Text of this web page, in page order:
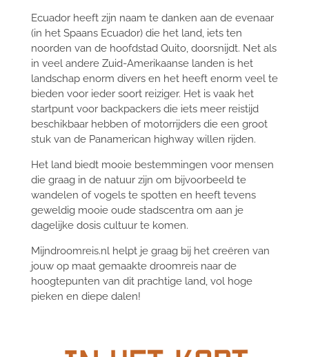
Ecuador heeft zijn naam te danken aan de evenaar
(in het Spaans Ecuador) die het land, iets ten
noorden van de hoofdstad Quito, doorsnijdt. Net als
in veel andere Zuid-Amerikaanse landen is het
landschap enorm divers en het heeft enorm veel te
bieden voor ieder soort reiziger. Het is vaak het
startpunt voor backpackers die iets meer reistijd
beschikbaar hebben of motorrijders die een groot
stuk van de Panamerican highway willen rijden.
Het land biedt mooie bestemmingen voor mensen
die graag in de natuur zijn om bijvoorbeeld te
wandelen of vogels te spotten en heeft tevens
geweldig mooie oude stadscentra om aan je
dagelijke dosis cultuur te komen.
Mijndroomreis.nl helpt je graag bij het creëren van
jouw op maat gemaakte droomreis naar de
hoogtepunten van dit prachtige land, vol hoge
pieken en diepe dalen!